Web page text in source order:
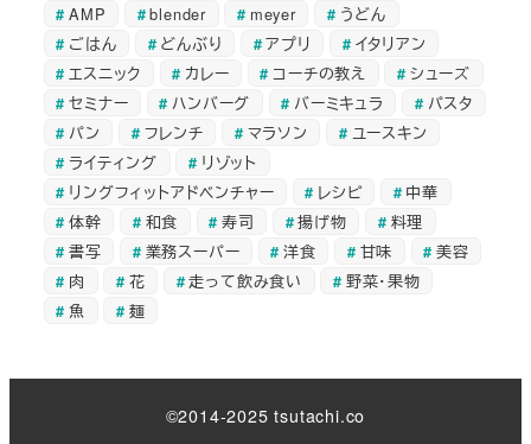
AMP blender meyer
うどん
ごはん
どんぶり アプリ
イタリアン
エスニック
カレー コーチの教え
シューズ
セミナー
ハンバーグ バーミキュラ
パスタ
パン
フレンチ マラソン
ユースキン
ライティング
リゾット
リングフィットアドベンチャー
レシピ
中華
体幹
和食 寿司 揚げ物
料理
書写
業務スーパー 洋食 甘味
美容
肉
花 走って飲み食い
野菜・果物
魚
麺
©2014-2025 tsutachi.co